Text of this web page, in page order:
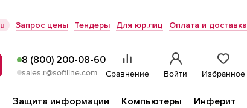
Запрос цены Тендеры Для юр.лиц Оплата и доставка
8 (800) 200-08-60
sales.r@softline.com Сравнение Войти Избранное
Защита информации Компьютеры Инферит